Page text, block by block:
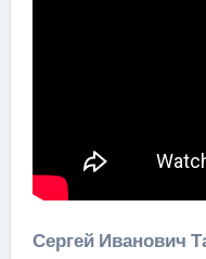
Сергей Иванович